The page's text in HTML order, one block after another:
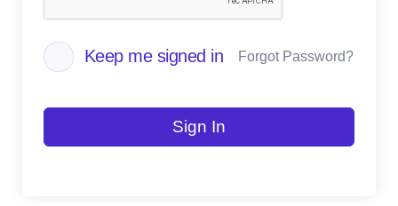
Keep me signed in Forgot Password?
Sign In